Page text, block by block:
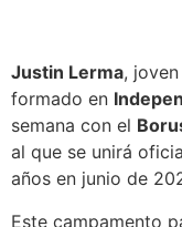
Justin Lerma,
formado en
semana con el
al que se unirá
años en junio de
Este campamento